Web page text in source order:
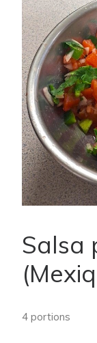
RECETTES
FAQ
SEARCH
Salsa
4 portions